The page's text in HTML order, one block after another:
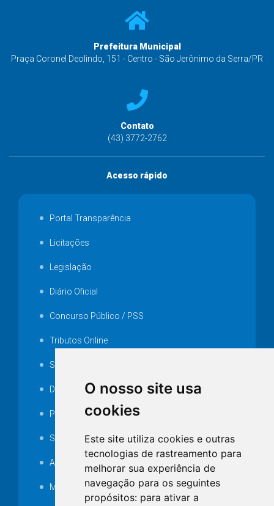
O nosso site usa
cookies
Este site utiliza cookies e outras
tecnologias de rastreamento para
melhorar sua experiência de
navegação para os seguintes
propósitos: para ativar a
Prefeitura Municipal
Praça Coronel Deolindo, 151 - Centro - São Jerônimo da Serra/PR
Contato
(43) 3772-2762
Acesso rápido
Portal Transparência
Licitações
Legislação
Diário Oficial
Concurso Público / PSS
Tributos Online
Serviços ISS-E
Decretos
Portarias
SAMAE
Audiência pública
MANUTENÇÃO DE ILUMINAÇÃO PÚBLICA